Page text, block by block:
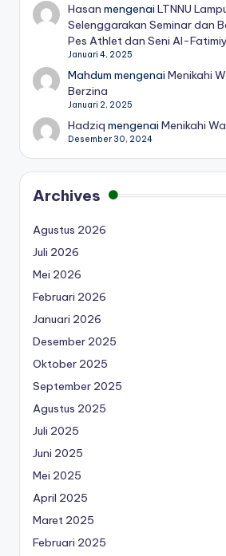
Hasan mengenaiLTNNU
Selenggarakan Seminar dan
Pes Athlet dan Seni Al-
Januari 4, 2025
Mahdum mengenaiMenikahi
Berzina
Januari 2, 2025
Hadziq mengenaiMenikahi
Desember 30, 2024
Archives
Agustus 2026
Juli 2026
Mei 2026
Februari 2026
Januari 2026
Desember 2025
Oktober 2025
September 2025
Agustus 2025
Juli 2025
Juni 2025
Mei 2025
April 2025
Maret 2025
Februari 2025